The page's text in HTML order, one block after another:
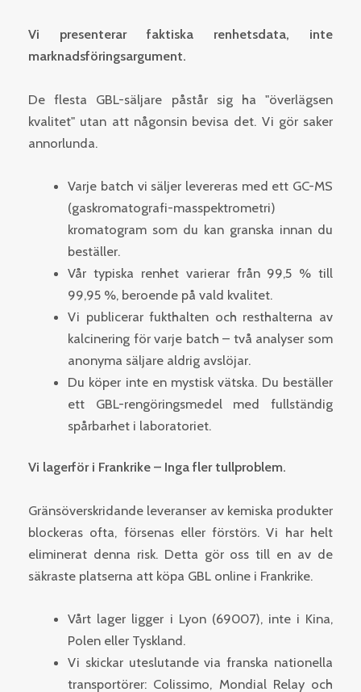
Vi presenterar faktiska renhetsdata, inte
marknadsföringsargument.
De flesta GBL-säljare påstår sig ha "överlägsen
kvalitet" utan att någonsin bevisa det. Vi gör saker
annorlunda.
Varje batch vi säljer levereras med ett GC-MS
(gaskromatografi-masspektrometri)
kromatogram som du kan granska innan du
beställer.
Vår typiska renhet varierar från 99,5 % till
99,95 %, beroende på vald kvalitet.
Vi publicerar fukthalten och resthalterna av
kalcinering för varje batch – två analyser som
anonyma säljare aldrig avslöjar.
Du köper inte en mystisk vätska. Du beställer
ett GBL-rengöringsmedel med fullständig
spårbarhet i laboratoriet.
Vi lagerför i Frankrike – Inga fler tullproblem.
Gränsöverskridande leveranser av kemiska produkter
blockeras ofta, försenas eller förstörs. Vi har helt
eliminerat denna risk. Detta gör oss till en av de
säkraste platserna att köpa GBL online i Frankrike.
Vårt lager ligger i Lyon (69007), inte i Kina,
Polen eller Tyskland.
Vi skickar uteslutande via franska nationella
transportörer: Colissimo, Mondial Relay och